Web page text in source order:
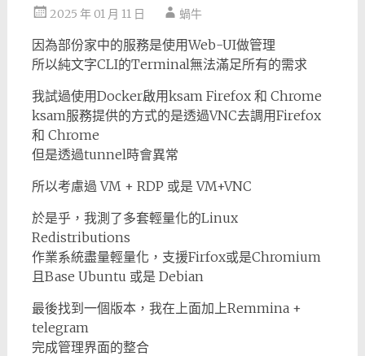
2025 年 01 月 11 日 蝸牛
因為部份家中的服務是使用Web-UI做管理
所以純文字CLI的Terminal無法滿足所有的需求
我試過使用Docker啟用ksam Firefox 和 Chrome
ksam服務提供的方式的是透過VNC去調用Firefox
和 Chrome
但是透過tunnel時會異常
所以考慮過 VM + RDP 或是 VM+VNC
於是乎，我測了多套輕量化的Linux
Redistributions
作業系統盡量輕量化，支援Firfox或是Chromium
且Base Ubuntu 或是 Debian
最後找到一個版本，我在上面加上Remmina +
telegram
完成管理界面的整合